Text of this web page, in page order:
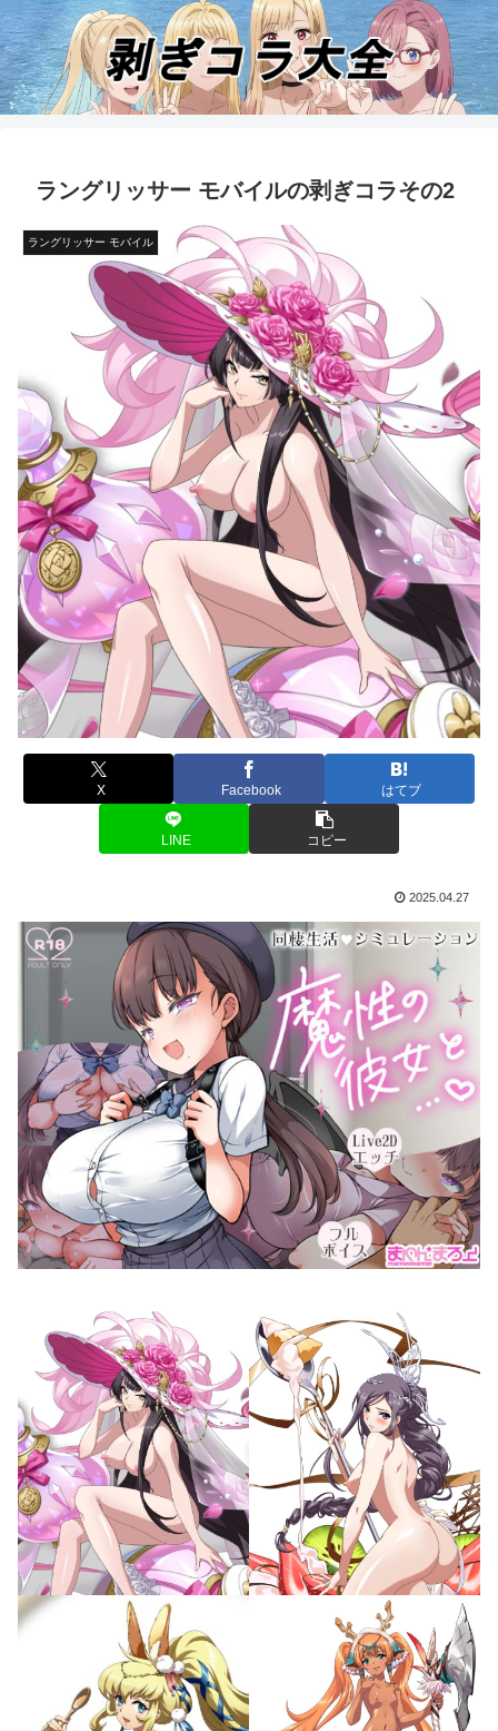
ラングリッサー モバイルの剥ぎコラその2
ラングリッサー モバイル
X Facebook はてブ
LINE コピー
2025.04.27